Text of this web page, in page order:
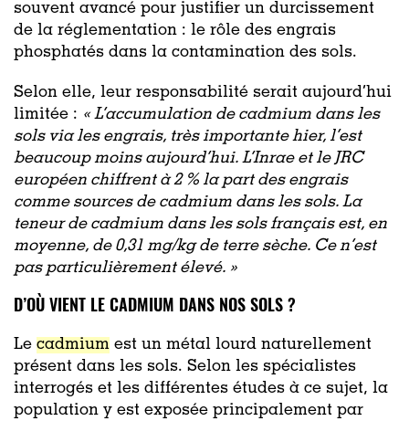
souvent avancé pour justifier un durcissement
de la réglementation : le rôle des engrais
phosphatés dans la contamination des sols.
Selon elle, leur responsabilité serait aujourd’hui
limitée : « L’accumulation de cadmium dans les
sols via les engrais, très importante hier, l’est
beaucoup moins aujourd’hui. L’Inrae et le JRC
européen chiffrent à 2 % la part des engrais
comme sources de cadmium dans les sols. La
teneur de cadmium dans les sols français est, en
moyenne, de 0,31 mg/kg de terre sèche. Ce n’est
pas particulièrement élevé. »
D’OÙ VIENT LE CADMIUM DANS NOS SOLS ?
Le cadmium est un métal lourd naturellement
présent dans les sols. Selon les spécialistes
interrogés et les différentes études à ce sujet, la
population y est exposée principalement par